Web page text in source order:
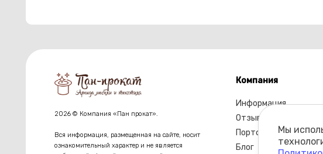
2026 © Компания «Пан прокат».
Вся информация, размещенная на сайте, носит
ознакомительный характер и не является
Компания
Информация
Отзывы
Портфолио
Блог
Мы